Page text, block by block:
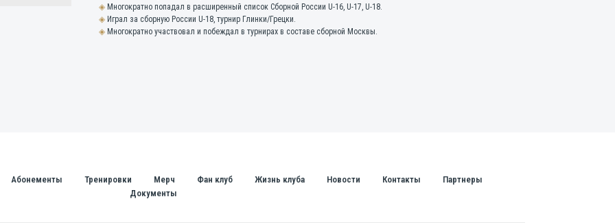
◈ Многократно попадал в расширенный список Сборной России U-16, U-17, U-18.
◈ Играл за сборную России U-18, турнир Глинки/Грецки.
◈ Многократно участвовал и побеждал в турнирах в составе сборной Москвы.